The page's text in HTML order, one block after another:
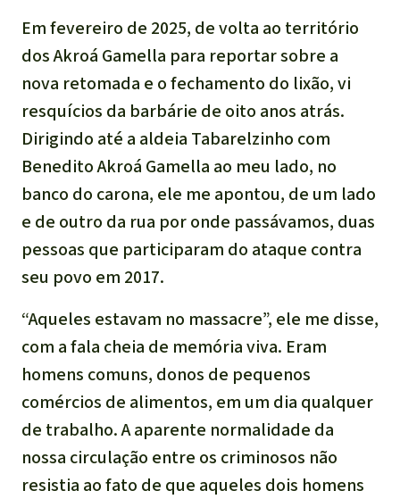
Em fevereiro de 2025, de volta ao território
dos Akroá Gamella para reportar sobre a
nova retomada e o fechamento do lixão, vi
resquícios da barbárie de oito anos atrás.
Dirigindo até a aldeia Tabarelzinho com
Benedito Akroá Gamella ao meu lado, no
banco do carona, ele me apontou, de um lado
e de outro da rua por onde passávamos, duas
pessoas que participaram do ataque contra
seu povo em 2017.
“Aqueles estavam no massacre”, ele me disse,
com a fala cheia de memória viva. Eram
homens comuns, donos de pequenos
comércios de alimentos, em um dia qualquer
de trabalho. A aparente normalidade da
nossa circulação entre os criminosos não
resistia ao fato de que aqueles dois homens